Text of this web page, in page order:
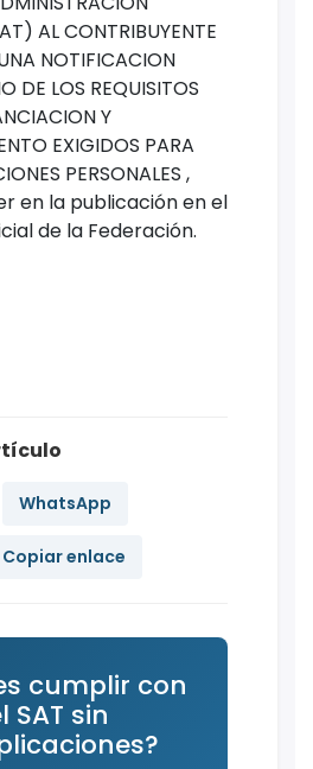
AL CONTRIBUYENTE
NOTIFICACION
DE LOS REQUISITOS
Y
EXIGIDOS PARA
PERSONALES ,
en la publicación en el
de la Federación.
WhatsApp
Copiar enlace
cumplir con
SAT sin